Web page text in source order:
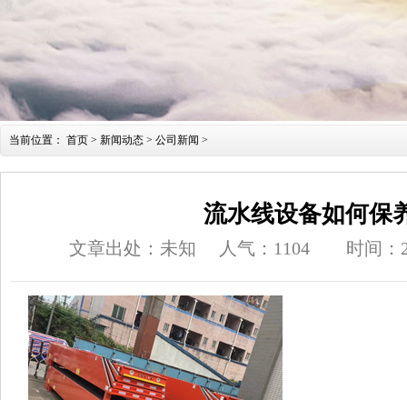
当前位置： 首页 > 新闻动态 > 公司新闻 >
流水线设备如何保
文章出处：未知 人气： 1104 时间：